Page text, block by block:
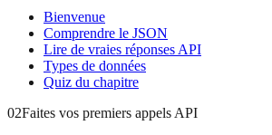
Bienvenue
Comprendre le JSON
Lire de vraies réponses API
Types de données
Quiz du chapitre
02Faites vos premiers appels API